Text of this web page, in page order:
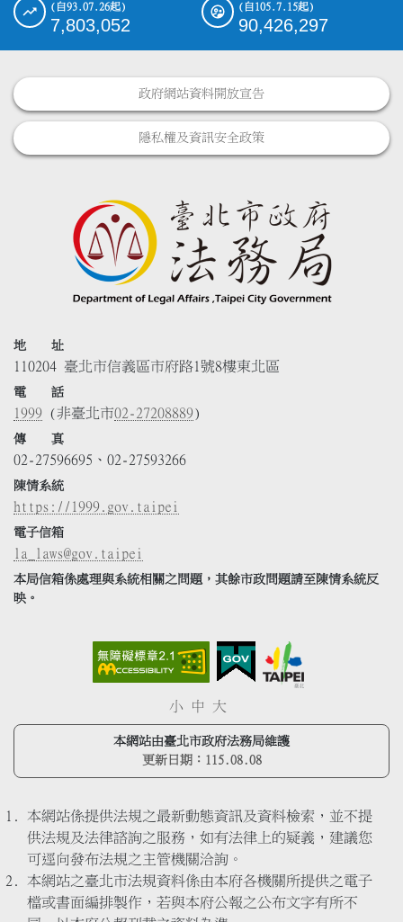
(自93.07.26起)
7,803,052
(自105.7.15起)
90,426,297
政府網站資料開放宣告
隱私權及資訊安全政策
地 址
110204 臺北市信義區市府路1號8樓東北區
電 話
1999 (非臺北市02-27208889)
傳 真
02-27596695、02-27593266
陳情系統
https://1999.gov.taipei
電子信箱
la_laws@gov.taipei
本局信箱係處理與系統相關之問題，其餘市政問題請至陳情系統反
映。
小 中 大
本網站由臺北市政府法務局維護
更新日期： 115.08.08
本網站係提供法規之最新動態資訊及資料檢索，並不提
供法規及法律諮詢之服務，如有法律上的疑義，建議您
可逕向發布法規之主管機關洽詢。
本網站之臺北市法規資料係由本府各機關所提供之電子
檔或書面編排製作，若與本府公報之公布文字有所不